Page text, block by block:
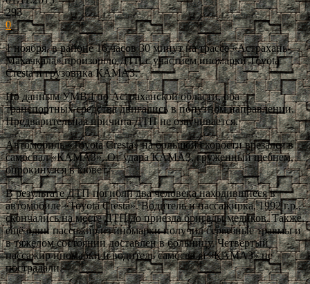
293
0
1 ноября, в районе 16 часов 30 минут на трассе «Астрахань-
Махачкала» произошло ДТП с участием иномарки Toyota
Cresta и грузовика КАМАЗ.
По данным УМВД по Астраханской области, оба
транспортных средства двигались в попутном направлении.
Предварительная причина ДТП не озвучивается.
Автомобиль «Toyota Cresta» на большой скорости врезался в
самосвал «КАМАЗ». От удара КАМАЗ, груженный щебнем,
опрокинулся в кювет.
В результате ДТП погибли два человека находившиеся в
автомобиле «Toyota Cresta». Водитель и пассажирка, 1992 г.р.,
скончались на месте ДТП до приезда бригады медиков. Также,
ещё один пассажир из иномарки получил серьезные травмы и
в тяжелом состоянии доставлен в больницу. Четвёртый
пассажир иномарки и водитель самосвала «КАМАЗ» не
пострадали.